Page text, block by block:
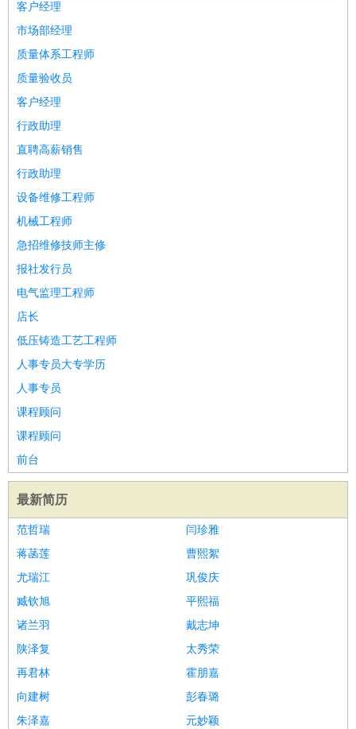
客户经理
市场部经理
质量体系工程师
质量验收员
客户经理
行政助理
直聘高薪销售
行政助理
设备维修工程师
机械工程师
急招维修技师主修
报社发行员
电气监理工程师
店长
低压铸造工艺工程师
人事专员大专学历
人事专员
课程顾问
课程顾问
前台
最新简历
范哲瑞
闫珍雅
蒋菡莲
曹熙絮
尤瑞江
巩俊庆
臧钦旭
平熙福
诸兰羽
戴志坤
陕泽复
太秀荣
再君林
霍朋嘉
向建树
彭春璐
朱泽嘉
元妙颖